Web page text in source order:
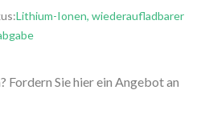
Lithium-Ionen, wiederaufladbarer
Fordern Sie hier ein Angebot an